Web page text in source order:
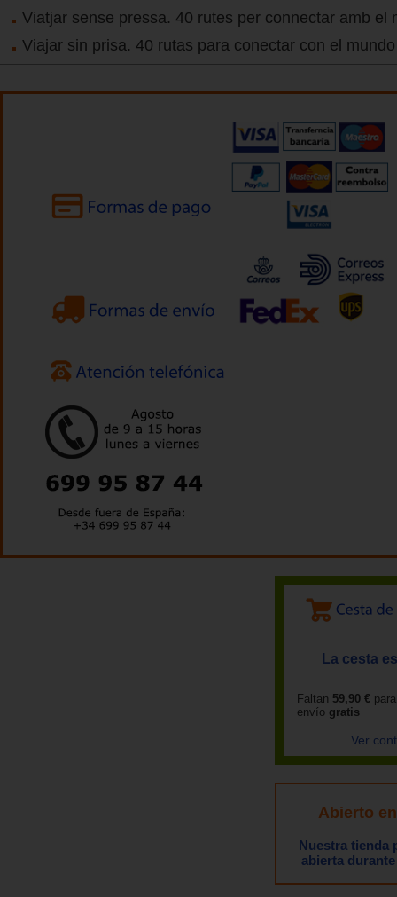
Viatjar sense pressa. 40 rutes per connectar amb el
Viajar sin prisa. 40 rutas para conectar con el mundo
La cesta
Faltan 59,90 €
envío gratis
Ver
Abierto
Nuestra tienda
abierta